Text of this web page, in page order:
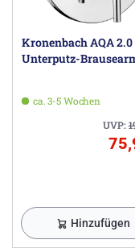
Kronenbach AQA 2.0
Unterputz-
ca. 3-5 Wochen
UVP:
Hinzufügen